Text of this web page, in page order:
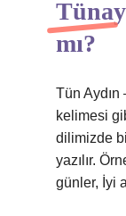
mı?
Tün Aydın
kelimesi
dilimizde
yazılır.
günler, İyi